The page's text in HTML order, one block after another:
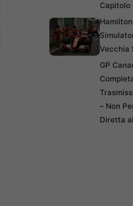
Capitolo
Vecchia
GP
– Non
Diretta